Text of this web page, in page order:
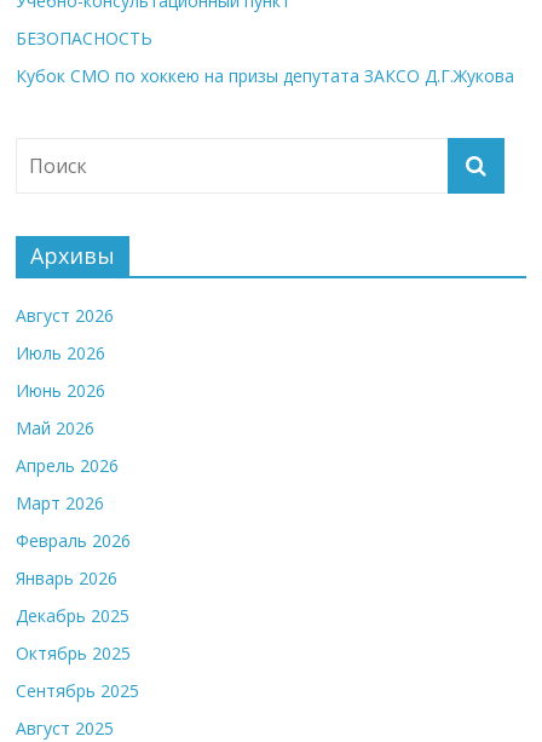
БЕЗОПАСНОСТЬ
Кубок СМО по хоккею на призы депутата ЗАКСО Д.Г.Жукова
Архивы
Август 2026
Июль 2026
Июнь 2026
Май 2026
Апрель 2026
Март 2026
Февраль 2026
Январь 2026
Декабрь 2025
Октябрь 2025
Сентябрь 2025
Август 2025